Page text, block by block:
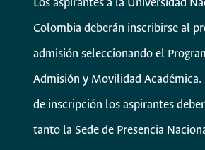
Los aspirantes a la Universidad
Colombia deberán inscribirse al
admisión seleccionando el
Admisión y Movilidad Académica.
de inscripción los aspirantes
tanto la Sede de Presencia